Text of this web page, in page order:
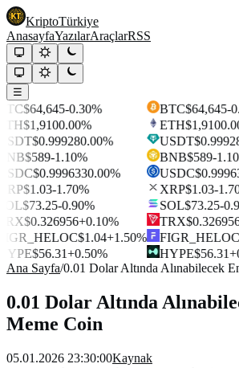
KriptoTürkiye
AnasayfaYazılarAraçlarRSS
☰
$64,645-0.30%
$1,9100.00%
$0.999280.00%
$589-1.10%
$0.9996330.00%
$1.03-1.70%
$73.25-0.90%
$0.326956+0.10%
$1.04+1.50%
$56.31+0.50%
BTC$64,645-
ETH$1,910
USDT
BNB$589-
USDC
XRP$1.03-
SOL$73.25-
TRX$0.326956
FIGR_HELOC
HYPE$56.31
Ana Sayfa/0.01 Dolar Altında Alınabilecek
0.01 Dolar Altında
Meme Coin
05.01.2026 23:30:00Kaynak